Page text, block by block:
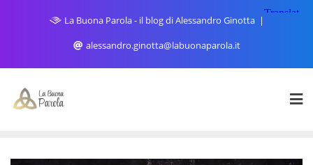
La Buona Parola - il blog di Alessandro Ginotta
alessandro.ginotta@labuonaparola.it